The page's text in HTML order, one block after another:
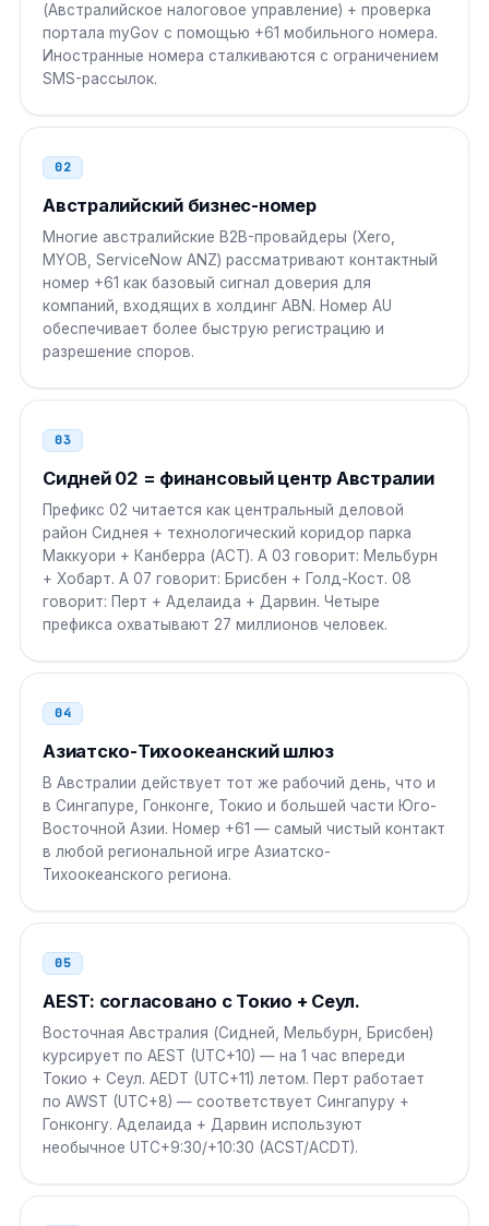
002 61 N NNNN NNNN
Сингапур
001 61 N NNNN NNNN
Малайзия
00 61 N NNNN NNNN
Таиланд 001
001 61 N NNNN NNNN
Индонезия
001 61 N NNNN NNNN
Филиппины
00 61 N NNNN NNNN
Индия
00 61 N NNNN NNNN
ОАЭ
00 61 N NNNN NNNN
ЮАР
00 61 N NNNN NNNN
Бразилия 00 21
00 21 61 N NNNN NNNN
(Австралийское налоговое управление) + проверка
портала myGov с помощью +61 мобильного номера.
Иностранные номера сталкиваются с ограничением
SMS-рассылок.
02
Австралийский бизнес-номер
Многие австралийские B2B-провайдеры (Xero,
MYOB, ServiceNow ANZ) рассматривают контактный
номер +61 как базовый сигнал доверия для
компаний, входящих в холдинг ABN. Номер AU
обеспечивает более быструю регистрацию и
разрешение споров.
03
Сидней 02 = финансовый центр Австралии
Префикс 02 читается как центральный деловой
район Сиднея + технологический коридор парка
Маккуори + Канберра (ACT). А 03 говорит: Мельбурн
+ Хобарт. А 07 говорит: Брисбен + Голд-Кост. 08
говорит: Перт + Аделаида + Дарвин. Четыре
префикса охватывают 27 миллионов человек.
04
Азиатско-Тихоокеанский шлюз
В Австралии действует тот же рабочий день, что и
в Сингапуре, Гонконге, Токио и большей части Юго-
Восточной Азии. Номер +61 — самый чистый контакт
в любой региональной игре Азиатско-
Тихоокеанского региона.
05
AEST: согласовано с Токио + Сеул.
Восточная Австралия (Сидней, Мельбурн, Брисбен)
курсирует по AEST (UTC+10) — на 1 час впереди
Токио + Сеул. AEDT (UTC+11) летом. Перт работает
по AWST (UTC+8) — соответствует Сингапуру +
Гонконгу. Аделаида + Дарвин используют
необычное UTC+9:30/+10:30 (ACST/ACDT).